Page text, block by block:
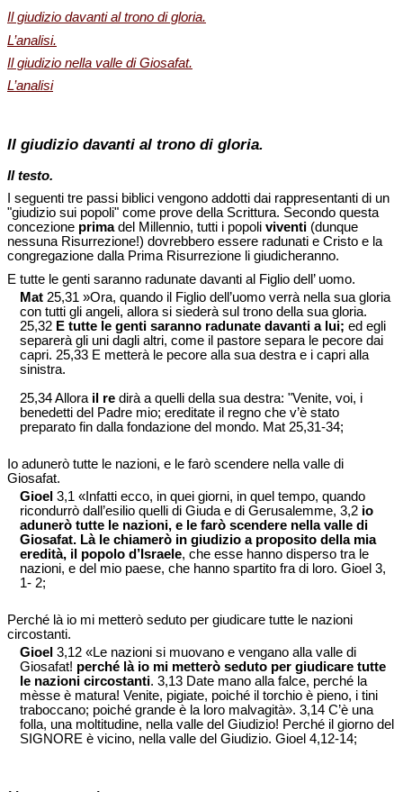
Il giudizio davanti al trono di gloria.
L’analisi.
Il giudizio nella valle di Giosafat.
L’analisi
Il giudizio davanti al trono di gloria.
Il testo.
I seguenti tre passi biblici vengono addotti dai rappresentanti di un
"giudizio sui popoli" come prove della Scrittura. Secondo questa
concezione primadel Millennio, tutti i popoli viventi (dunque
nessuna Risurrezione!) dovrebbero essere radunati e Cristo e la
congregazione dalla Prima Risurrezione li giudicheranno.
E tutte le genti saranno radunate davanti al Figlio dell’ uomo.
Mat 25,31 »Ora, quando il Figlio dell’uomo verrà nella sua gloria
con tutti gli angeli, allora si siederà sul trono della sua gloria.
25,32 E tutte le genti saranno radunate davanti a lui; ed egli
separerà gli uni dagli altri, come il pastore separa le pecore dai
capri. 25,33 E metterà le pecore alla sua destra e i capri alla
sinistra.
25,34 Allora il re dirà a quelli della sua destra: "Venite, voi, i
benedetti del Padre mio; ereditate il regno che v’è stato
preparato fin dalla fondazione del mondo. Mat 25,31-34;
Io adunerò tutte le nazioni, e le farò scendere nella valle di
Giosafat.
Gioel 3,1 «Infatti ecco, in quei giorni, in quel tempo, quando
ricondurrò dall’esilio quelli di Giuda e di Gerusalemme, 3,2 io
adunerò tutte le nazioni, e le farò scendere nella valle di
Giosafat. Là le chiamerò in giudizio a proposito della mia
eredità, il popolo d’Israele, che esse hanno disperso tra le
nazioni, e del mio paese, che hanno spartito fra di loro. Gioel 3,
1- 2;
Perché là io mi metterò seduto per giudicare tutte le nazioni
circostanti.
Gioel 3,12 «Le nazioni si muovano e vengano alla valle di
Giosafat! perché là io mi metterò seduto per giudicare tutte
le nazioni circostanti. 3,13 Date mano alla falce, perché la
mèsse è matura! Venite, pigiate, poiché il torchio è pieno, i tini
traboccano; poiché grande è la loro malvagità». 3,14 C’è una
folla, una moltitudine, nella valle del Giudizio! Perché il giorno del
SIGNORE è vicino, nella valle del Giudizio. Gioel 4,12-14;